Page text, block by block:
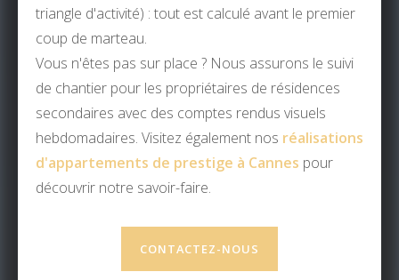
triangle d'activité) : tout est calculé avant le premier
coup de marteau.
Vous n'êtes pas sur place ? Nous assurons le suivi
de chantier pour les propriétaires de résidences
secondaires avec des comptes rendus visuels
hebdomadaires. Visitez également nos réalisations
d'appartements de prestige à Cannes pour
découvrir notre savoir-faire.
CONTACTEZ-NOUS